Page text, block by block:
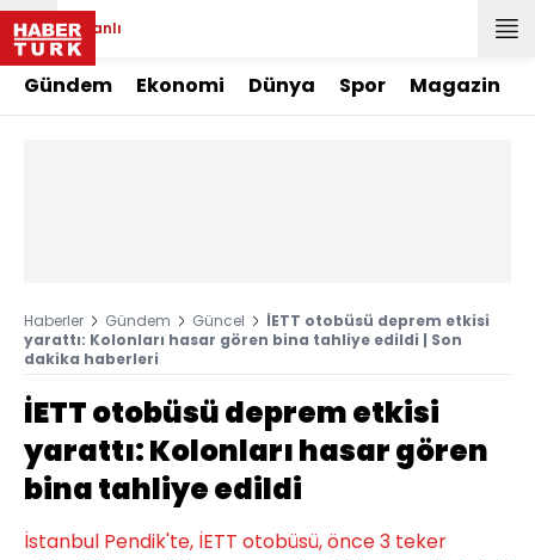
Canlı
Gündem Ekonomi Dünya Spor Magazin
Haberler Gündem Güncel
İETT otobüsü deprem etkisi
yarattı: Kolonları hasar gören bina tahliye edildi | Son
dakika haberleri
İETT otobüsü deprem etkisi
yarattı: Kolonları hasar gören
bina tahliye edildi
İstanbul Pendik'te, İETT otobüsü, önce 3 teker